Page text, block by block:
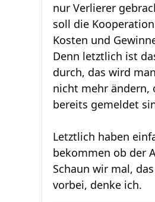
nur Verlierer
soll die
Kosten und
Denn letztlich ist
durch, das wird
nicht mehr ändern,
bereits gemeldet
Letztlich haben
bekommen ob der
Schaun wir mal,
vorbei, denke ich.